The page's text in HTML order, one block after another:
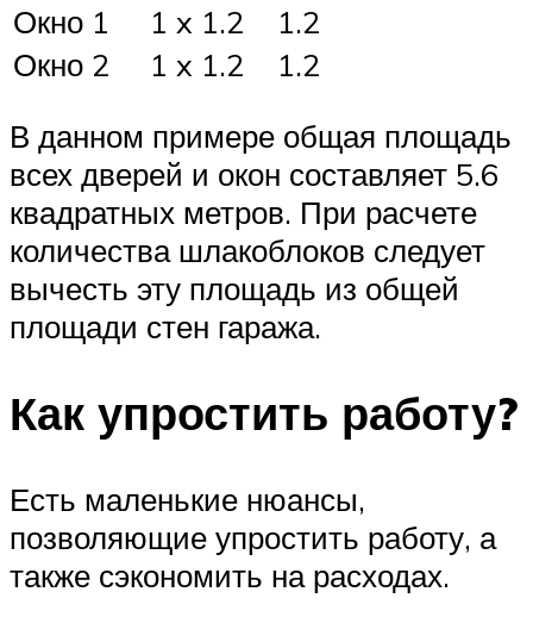
Окно 1
1 x 1.2
1.2
Окно 2
1 x 1.2
1.2
В данном примере общая площадь
всех дверей и окон составляет 5.6
квадратных метров. При расчете
количества шлакоблоков следует
вычесть эту площадь из общей
площади стен гаража.
Как упростить работу?
Есть маленькие нюансы,
позволяющие упростить работу, а
также сэкономить на расходах.